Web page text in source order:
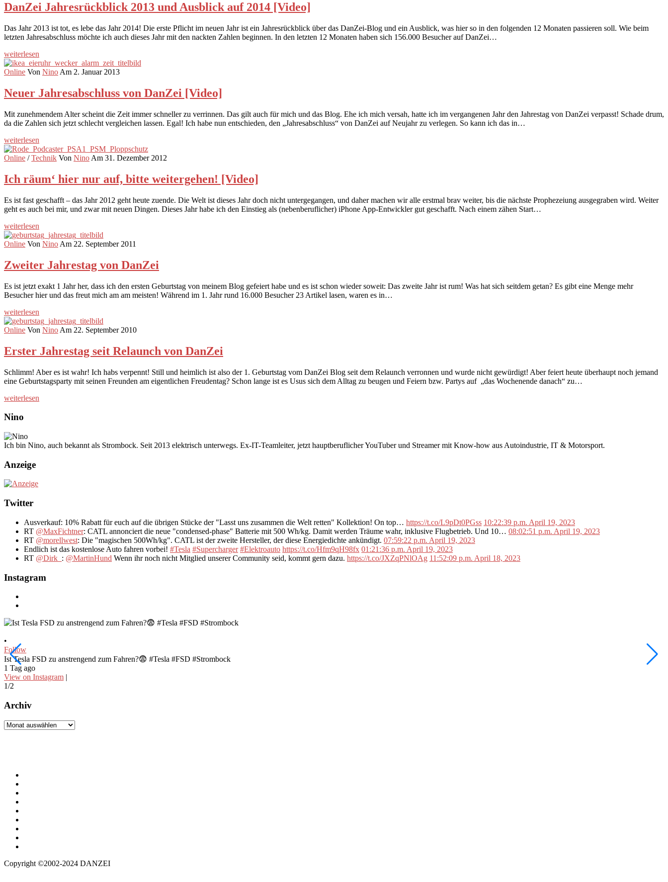
DanZei Jahresrückblick 2013 und Ausblick auf 2014 [Video]
Das Jahr 2013 ist tot, es lebe das Jahr 2014! Die erste Pflicht im neuen Jahr ist ein Jahresrückblick über das DanZei-Blog und ein Ausblick, was hier so in den folgenden 12 Monaten passieren soll. Wie beim
letzten Jahresabschluss möchte ich auch dieses Jahr mit den nackten Zahlen beginnen. In den letzten 12 Monaten haben sich 156.000 Besucher auf DanZei…
weiterlesen
Online Von Nino Am 2. Januar 2013
Neuer Jahresabschluss von DanZei [Video]
Mit zunehmendem Alter scheint die Zeit immer schneller zu verrinnen. Das gilt auch für mich und das Blog. Ehe ich mich versah, hatte ich im vergangenen Jahr den Jahrestag von DanZei verpasst! Schade drum,
da die Zahlen sich jetzt schlecht vergleichen lassen. Egal! Ich habe nun entschieden, den „Jahresabschluss“ von DanZei auf Neujahr zu verlegen. So kann ich das in…
weiterlesen
Online /Technik Von Nino Am 31. Dezember 2012
Ich räum‘ hier nur auf, bitte weitergehen! [Video]
Es ist fast geschafft – das Jahr 2012 geht heute zuende. Die Welt ist dieses Jahr doch nicht untergegangen, und daher machen wir alle erstmal brav weiter, bis die nächste Prophezeiung ausgegraben wird. Weiter
geht es auch bei mir, und zwar mit neuen Dingen. Dieses Jahr habe ich den Einstieg als (nebenberuflicher) iPhone App-Entwickler gut geschafft. Nach einem zähen Start…
weiterlesen
Online Von Nino Am 22. September 2011
Zweiter Jahrestag von DanZei
Es ist jetzt exakt 1 Jahr her, dass ich den ersten Geburtstag von meinem Blog gefeiert habe und es ist schon wieder soweit: Das zweite Jahr ist rum! Was hat sich seitdem getan? Es gibt eine Menge mehr
Besucher hier und das freut mich am am meisten! Während im 1. Jahr rund 16.000 Besucher 23 Artikel lasen, waren es in…
weiterlesen
Online Von Nino Am 22. September 2010
Erster Jahrestag seit Relaunch von DanZei
Schlimm! Aber es ist wahr! Ich habs verpennt! Still und heimlich ist also der 1. Geburtstag vom DanZei Blog seit dem Relaunch verronnen und wurde nicht gewürdigt! Aber feiert heute überhaupt noch jemand
eine Geburtstagsparty mit seinen Freunden am eigentlichen Freudentag? Schon lange ist es Usus sich dem Alltag zu beugen und Feiern bzw. Partys auf „das Wochenende danach“ zu…
weiterlesen
Nino
Ich bin Nino, auch bekannt als Strombock. Seit 2013 elektrisch unterwegs. Ex-IT-Teamleiter, jetzt hauptberuflicher YouTuber und Streamer mit Know-how aus Autoindustrie, IT & Motorsport.
Anzeige
Twitter
Ausverkauf: 10% Rabatt für euch auf die übrigen Stücke der "Lasst uns zusammen die Welt retten" Kollektion! On top… https://t.co/L9pDt0PGss 10:22:39 p.m. April 19, 2023
RT @MaxFichtner: CATL annonciert die neue "condensed-phase" Batterie mit 500 Wh/kg. Damit werden Träume wahr, inklusive Flugbetrieb. Und 10… 08:02:51 p.m. April 19, 2023
RT @morellwest: Die "magischen 500Wh/kg". CATL ist der zweite Hersteller, der diese Energiedichte ankündigt. 07:59:22 p.m. April 19, 2023
Endlich ist das kostenlose Auto fahren vorbei! #Tesla #Supercharger #Elektroauto https://t.co/Hfm9qH98fx 01:21:36 p.m. April 19, 2023
RT @Dirk_ : @MartinHund Wenn ihr noch nicht Mitglied unserer Community seid, kommt gern dazu. https://t.co/JXZqPNlOAg 11:52:09 p.m. April 18, 2023
Instagram
•
Follow
Ist Tesla FSD zu anstrengend zum Fahren?😨 #Tesla #FSD #Strombock
1 Tag ago
View on Instagram |
1/2
Archiv
Archiv
Copyright ©2002-2024 DANZEI